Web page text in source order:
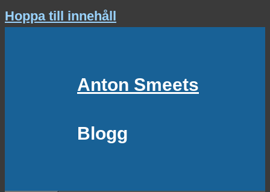
Hoppa till innehåll
Anton Smeets
Blogg